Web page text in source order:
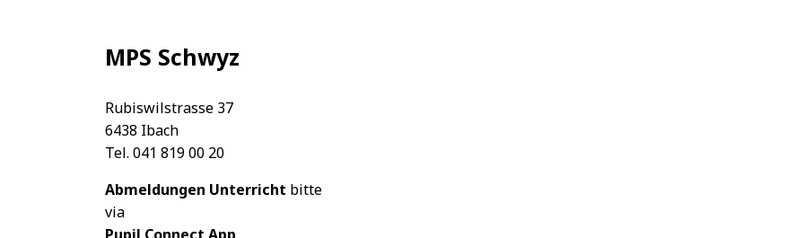
MPS Schwyz
Rubiswilstrasse 37
6438 Ibach
Tel. 041 819 00 20
Abmeldungen Unterricht bitte
via